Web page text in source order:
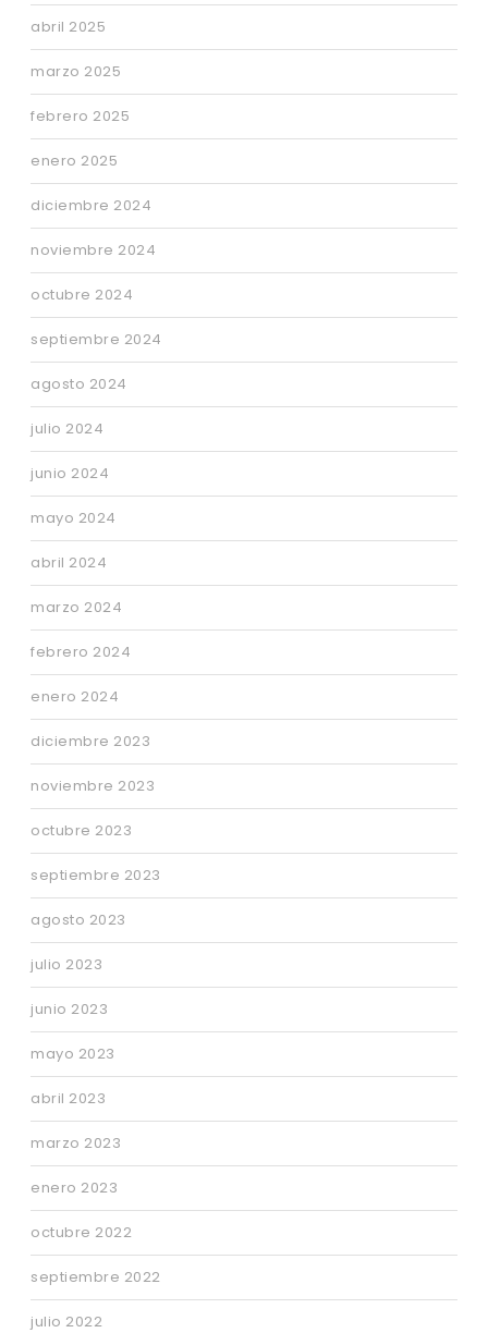
abril 2025
marzo 2025
febrero 2025
enero 2025
diciembre 2024
noviembre 2024
octubre 2024
septiembre 2024
agosto 2024
julio 2024
junio 2024
mayo 2024
abril 2024
marzo 2024
febrero 2024
enero 2024
diciembre 2023
noviembre 2023
octubre 2023
septiembre 2023
agosto 2023
julio 2023
junio 2023
mayo 2023
abril 2023
marzo 2023
enero 2023
octubre 2022
septiembre 2022
julio 2022